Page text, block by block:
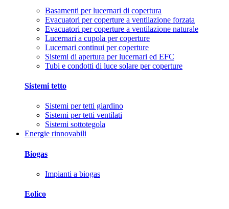
Basamenti per lucernari di copertura
Evacuatori per coperture a ventilazione forzata
Evacuatori per coperture a ventilazione naturale
Lucernari a cupola per coperture
Lucernari continui per coperture
Sistemi di apertura per lucernari ed EFC
Tubi e condotti di luce solare per coperture
Sistemi tetto
Sistemi per tetti giardino
Sistemi per tetti ventilati
Sistemi sottotegola
Energie rinnovabili
Biogas
Impianti a biogas
Eolico